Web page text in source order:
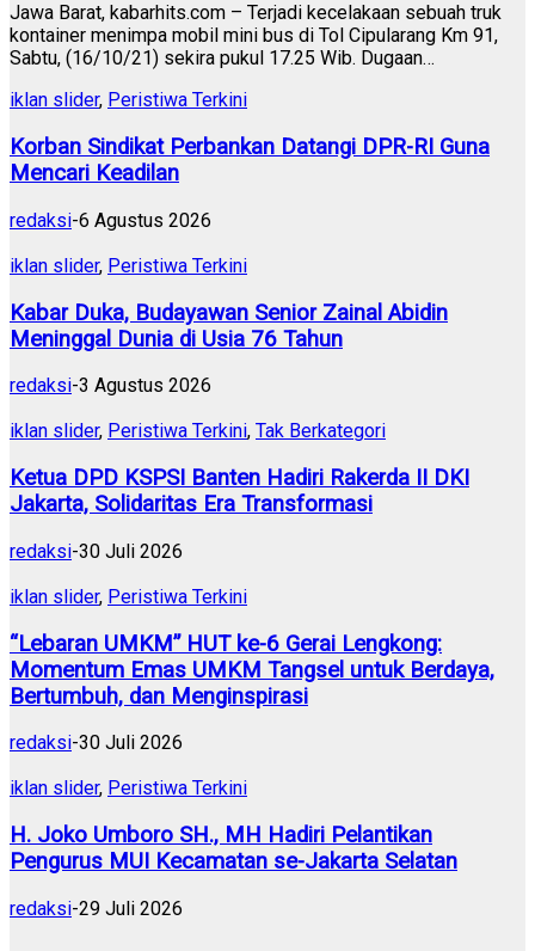
Jawa Barat, kabarhits.com – Terjadi kecelakaan sebuah truk
kontainer menimpa mobil mini bus di Tol Cipularang Km 91,
Sabtu, (16/10/21) sekira pukul 17.25 Wib. Dugaan…
iklan slider, Peristiwa Terkini
Korban Sindikat Perbankan Datangi DPR-RI Guna
Mencari Keadilan
redaksi-6 Agustus 2026
iklan slider, Peristiwa Terkini
Kabar Duka, Budayawan Senior Zainal Abidin
Meninggal Dunia di Usia 76 Tahun
redaksi-3 Agustus 2026
iklan slider, Peristiwa Terkini, Tak Berkategori
Ketua DPD KSPSI Banten Hadiri Rakerda II DKI
Jakarta, Solidaritas Era Transformasi
redaksi-30 Juli 2026
iklan slider, Peristiwa Terkini
“Lebaran UMKM” HUT ke-6 Gerai Lengkong:
Momentum Emas UMKM Tangsel untuk Berdaya,
Bertumbuh, dan Menginspirasi
redaksi-30 Juli 2026
iklan slider, Peristiwa Terkini
H. Joko Umboro SH., MH Hadiri Pelantikan
Pengurus MUI Kecamatan se-Jakarta Selatan
redaksi-29 Juli 2026